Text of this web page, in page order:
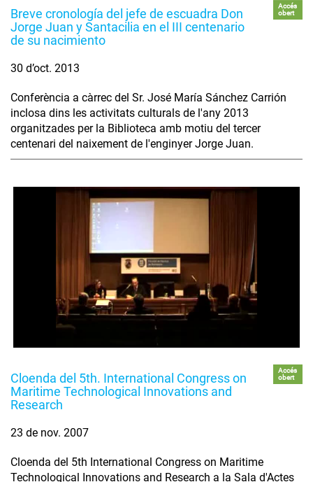
Breve cronología del jefe de escuadra Don
Jorge Juan y Santacilia en el III centenario
de su nacimiento
Accés
obert
30 d’oct. 2013
Conferència a càrrec del Sr. José María Sánchez Carrión
inclosa dins les activitats culturals de l'any 2013
organitzades per la Biblioteca amb motiu del tercer
centenari del naixement de l'enginyer Jorge Juan.
Cloenda del 5th. International Congress on
Maritime Technological Innovations and
Research
Accés
obert
23 de nov. 2007
Cloenda del 5th International Congress on Maritime
Technological Innovations and Research a la Sala d'Actes